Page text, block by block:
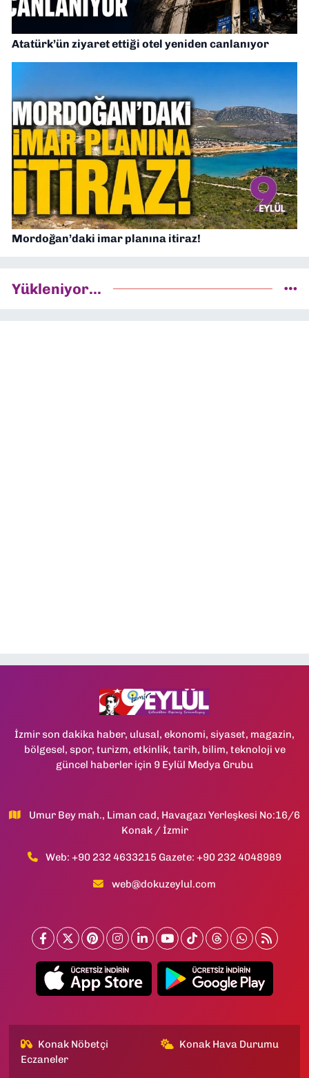
Atatürk’ün ziyaret ettiği otel yeniden canlanıyor
Mordoğan’daki imar planına itiraz!
Yükleniyor...
İzmir son dakika haber, ulusal, ekonomi, siyaset, magazin,
bölgesel, spor, turizm, etkinlik, tarih, bilim, teknoloji ve
güncel haberler için 9 Eylül Medya Grubu
Umur Bey mah., Liman cad, Havagazı Yerleşkesi No:16/6
Konak / İzmir
Web: +90 232 4633215 Gazete: +90 232 4048989
web@dokuzeylul.com
Konak Nöbetçi
Eczaneler
Konak Hava Durumu